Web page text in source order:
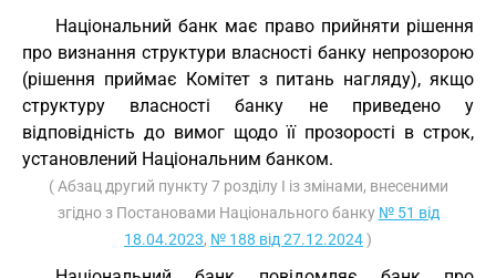
Національний банк має право прийняти рішення
про визнання структури власності банку непрозорою
(рішення приймає Комітет з питань нагляду), якщо
структуру власності банку не приведено у
відповідність до вимог щодо її прозорості в строк,
установлений Національним банком.
( Абзац другий пункту 7 розділу I із змінами, внесеними
згідно з Постановами Національного банку № 51 від
18.04.2023, № 188 від 27.12.2024)